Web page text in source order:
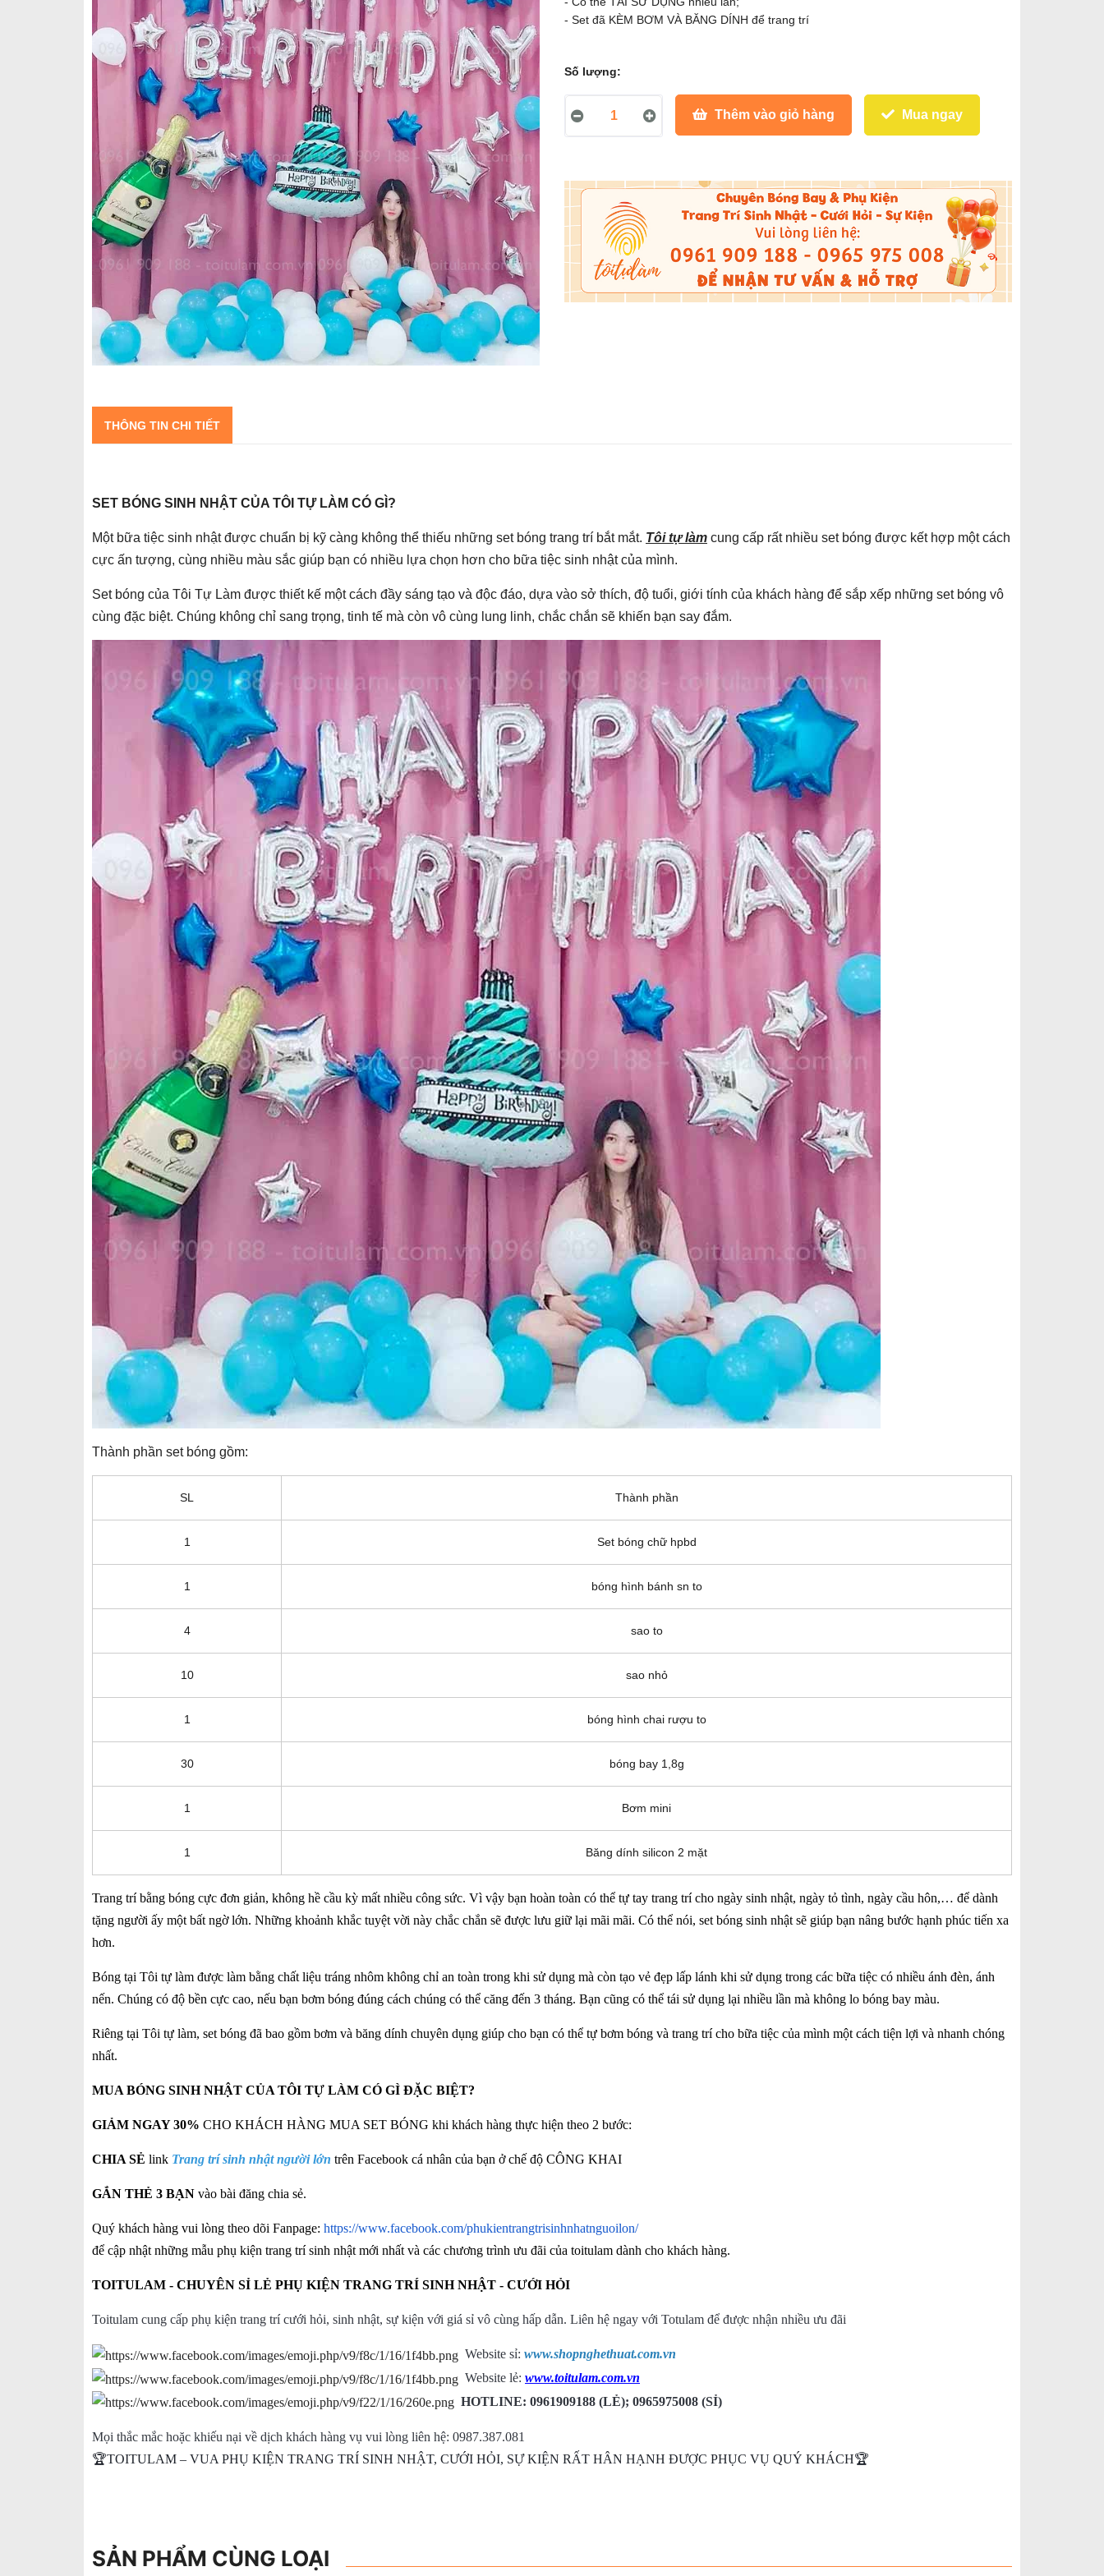
- Set đã KÈM BƠM VÀ BĂNG DÍNH để trang trí
Số lượng:
Thêm vào giỏ hàng Mua ngay
THÔNG TIN CHI TIẾT
SET BÓNG SINH NHẬT CỦA TÔI TỰ LÀM CÓ GÌ?
Một bữa tiệc sinh nhật được chuẩn bị kỹ càng không thể thiếu những set bóng trang trí bắt mắt. Tôi tự làm cung cấp rất nhiều set bóng được kết hợp một cách
cực ấn tượng, cùng nhiều màu sắc giúp bạn có nhiều lựa chọn hơn cho bữa tiệc sinh nhật của mình.
Set bóng của Tôi Tự Làm được thiết kế một cách đầy sáng tạo và độc đáo, dựa vào sở thích, độ tuổi, giới tính của khách hàng để sắp xếp những set bóng vô
cùng đặc biệt. Chúng không chỉ sang trọng, tinh tế mà còn vô cùng lung linh, chắc chắn sẽ khiến bạn say đắm.
Thành phần set bóng gồm:
SL Thành phần
1 Set bóng chữ hpbd
1 bóng hình bánh sn to
4 sao to
10 sao nhỏ
1 bóng hình chai rượu to
30 bóng bay 1,8g
1 Bơm mini
1 Băng dính silicon 2 mặt
Trang trí bằng bóng cực đơn giản, không hề cầu kỳ mất nhiều công sức. Vì vậy bạn hoàn toàn có thể tự tay trang trí cho ngày sinh nhật, ngày tỏ tình, ngày cầu hôn,… để dành
tặng người ấy một bất ngờ lớn. Những khoảnh khắc tuyệt vời này chắc chắn sẽ được lưu giữ lại mãi mãi. Có thể nói, set bóng sinh nhật sẽ giúp bạn nâng bước hạnh phúc tiến xa
hơn.
Bóng tại Tôi tự làm được làm bằng chất liệu tráng nhôm không chỉ an toàn trong khi sử dụng mà còn tạo vẻ đẹp lấp lánh khi sử dụng trong các bữa tiệc có nhiều ánh đèn, ánh
nến. Chúng có độ bền cực cao, nếu bạn bơm bóng đúng cách chúng có thể căng đến 3 tháng. Bạn cũng có thể tái sử dụng lại nhiều lần mà không lo bóng bay màu.
Riêng tại Tôi tự làm, set bóng đã bao gồm bơm và băng dính chuyên dụng giúp cho bạn có thể tự bơm bóng và trang trí cho bữa tiệc của mình một cách tiện lợi và nhanh chóng
nhất.
MUA BÓNG SINH NHẬT CỦA TÔI TỰ LÀM CÓ GÌ ĐẶC BIỆT?
GIẢM NGAY 30% CHO KHÁCH HÀNG MUA SET BÓNG khi khách hàng thực hiện theo 2 bước:
CHIA SẺ link Trang trí sinh nhật người lớn trên Facebook cá nhân của bạn ở chế độ CÔNG KHAI
GẮN THẺ 3 BẠN vào bài đăng chia sẻ.
Quý khách hàng vui lòng theo dõi Fanpage: https://www.facebook.com/phukientrangtrisinhnhatnguoilon/
để cập nhật những mẫu phụ kiện trang trí sinh nhật mới nhất và các chương trình ưu đãi của toitulam dành cho khách hàng.
TOITULAM - CHUYÊN SỈ LẺ PHỤ KIỆN TRANG TRÍ SINH NHẬT - CƯỚI HỎI
Toitulam cung cấp phụ kiện trang trí cưới hỏi, sinh nhật, sự kiện với giá sỉ vô cùng hấp dẫn. Liên hệ ngay với Totulam để được nhận nhiều ưu đãi
Website sỉ: www.shopnghethuat.com.vn
Website lẻ: www.toitulam.com.vn
HOTLINE: 0961909188 (LẺ); 0965975008 (SỈ)
Mọi thắc mắc hoặc khiếu nại về dịch khách hàng vụ vui lòng liên hệ: 0987.387.081
🏆TOITULAM – VUA PHỤ KIỆN TRANG TRÍ SINH NHẬT, CƯỚI HỎI, SỰ KIỆN RẤT HÂN HẠNH ĐƯỢC PHỤC VỤ QUÝ KHÁCH🏆
SẢN PHẨM CÙNG LOẠI